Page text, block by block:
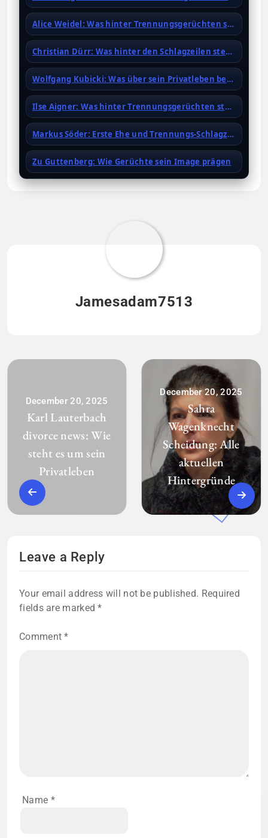
Alice Weidel: Was hinter Trennungsgerüchten steckt
Christian Dürr: Was hinter den Schlagzeilen steckt
Wolfgang Kubicki: Was über sein Privatleben bekannt ist
Ilse Aigner: Was hinter Trennungsgerüchten steckt
Markus Söder: Erste Ehe und Trennungs-Schlagzeilen
Zu Guttenberg: Wie Gerüchte sein Image prägen
Jamesadam7513
December 20, 2025
Karl Lauterbach
divorce news: Wie
steht es um sein
Privatleben
December 20, 2025
Sahra
Wagenknecht
Scheidung: Alle
aktuellen
Hintergründe
Leave a Reply
Your email address will not be published. Required
fields are marked*
Comment*
Name *